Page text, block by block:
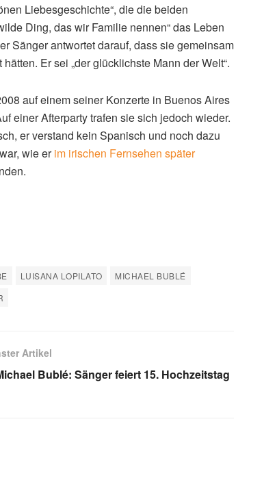
Liebesgeschichte“, die die beiden
Ding, das wir Familie nennen“ das Leben
Sänger antwortet darauf, dass sie gemeinsam
Er sei „der glücklichste Mann der Welt“.
auf einem seiner Konzerte in Buenos Aires
einer Afterparty trafen sie sich jedoch wieder.
er verstand kein Spanisch und noch dazu
wie erim irischen Fernsehen später
LUISANA LOPILATO
MICHAEL BUBLÉ
Artikel
Bublé: Sänger feiert 15. Hochzeitstag